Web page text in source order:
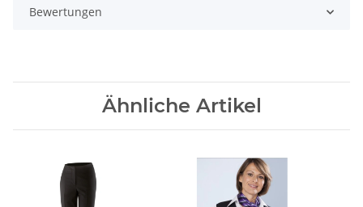
Bewertungen
Ähnliche Artikel